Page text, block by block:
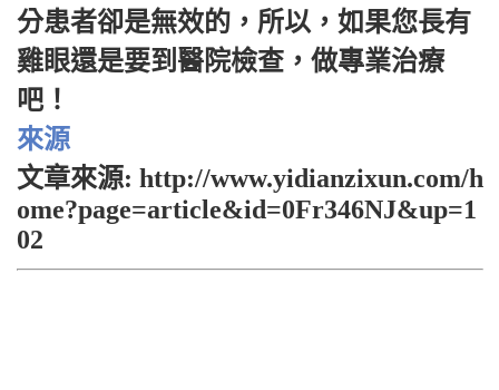
分患者卻是無效的，所以，如果您長有
雞眼還是要到醫院檢查，做專業治療
吧！
來源
文章來源: http://www.yidianzixun.com/h
ome?page=article&id=0Fr346NJ&up=1
02